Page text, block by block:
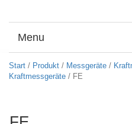
Menu
Start / Produkt / Messgeräte /
Kraftmessgeräte / FE